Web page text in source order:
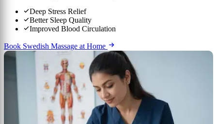
Deep Stress Relief
Better Sleep Quality
Improved Blood Circulation
Book Swedish Massage at Home